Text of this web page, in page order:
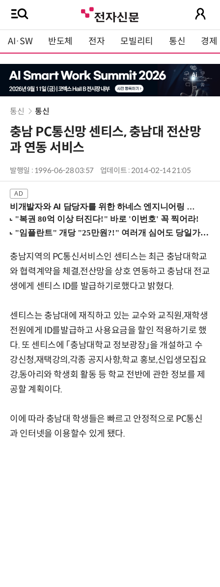
AI·SW 반도체 전자 모빌리티 통신 경제
통신 통신
충남 PC통신망 센티스, 충남대 전산망
과 연동 서비스
발행일 : 1996-06-28 03:57 업데이트 : 2014-02-14 21:05
비개발자와 AI 담당자를 위한 하네스 엔지니어링 입문과정 (8/20 신논현역)
충남지역의 PC통신서비스인 센티스는 최근 충남대학교
와 협력계약을 체결,전산망을 상호 연동하고 충남대 전교
생에게 센티스 ID를 발급하기로했다고 밝혔다.
센티스는 충남대에 재직하고 있는 교수와 교직원,재학생
전원에게 ID를발급하고 사용요금을 할인 적용하기로 했
다. 또 센티스에 「충남대학교 정보광장」을 개설하고 수
강신청,재택강의,각종 공지사항,학교 홍보,신입생모집요
강,동아리와 학생회 활동 등 학교 전반에 관한 정보를 제
공할 계획이다.
이에 따라 충남대 학생들은 빠르고 안정적으로 PC통신
과 인터넷을 이용할수 있게 됐다.